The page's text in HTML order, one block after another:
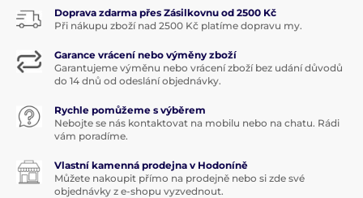
Doprava zdarma přes Zásilkovnu od 2500 Kč
Při nákupu zboží nad 2500 Kč platíme dopravu my.
Garance vrácení nebo výměny zboží
Garantujeme výměnu nebo vrácení zboží bez udání důvodů
do 14 dnů od odeslání objednávky.
Rychle pomůžeme s výběrem
Nebojte se nás kontaktovat na mobilu nebo na chatu. Rádi
vám poradíme.
Vlastní kamenná prodejna v Hodoníně
Můžete nakoupit přímo na prodejně nebo si zde své
objednávky z e-shopu vyzvednout.